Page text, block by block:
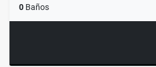
0 Baños